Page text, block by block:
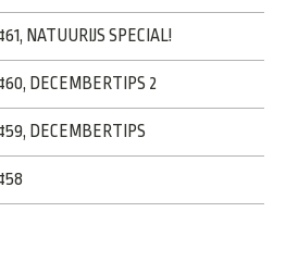
NATUURIJS SPECIAL!
DECEMBERTIPS 2
DECEMBERTIPS